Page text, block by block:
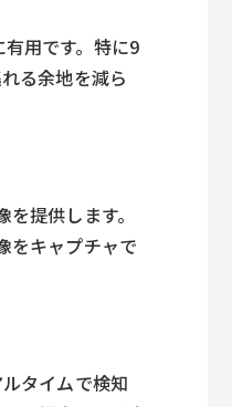
用です。特に9
る余地を減ら
提供します。
をキャプチャで
タイムで検知